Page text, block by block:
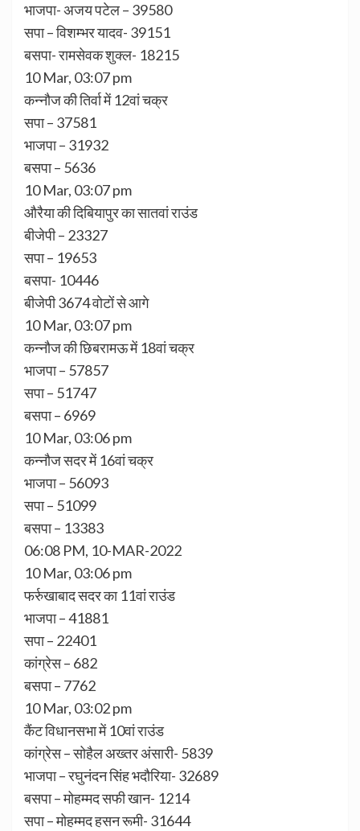
भाजपा- अजय पटेल – 39580
सपा – विशम्भर यादव- 39151
बसपा- रामसेवक शुक्ल- 18215
10 Mar, 03:07 pm
कन्नौज की तिर्वा में 12वां चक्र
सपा – 37581
भाजपा – 31932
बसपा – 5636
10 Mar, 03:07 pm
औरैया की दिबियापुर का सातवां राउंड
बीजेपी – 23327
सपा – 19653
बसपा- 10446
बीजेपी 3674 वोटों से आगे
10 Mar, 03:07 pm
कन्नौज की छिबरामऊ में 18वां चक्र
भाजपा – 57857
सपा – 51747
बसपा – 6969
10 Mar, 03:06 pm
कन्नौज सदर में 16वां चक्र
भाजपा – 56093
सपा – 51099
बसपा – 13383
06:08 PM, 10-MAR-2022
10 Mar, 03:06 pm
फर्रुखाबाद सदर का 11वां राउंड
भाजपा – 41881
सपा – 22401
कांग्रेस – 682
बसपा – 7762
10 Mar, 03:02 pm
कैंट विधानसभा में 10वां राउंड
कांग्रेस – सोहैल अख्तर अंसारी- 5839
भाजपा – रघुनंदन सिंह भदौरिया- 32689
बसपा – मोहम्मद सफी खान- 1214
सपा – मोहम्मद हसन रूमी- 31644